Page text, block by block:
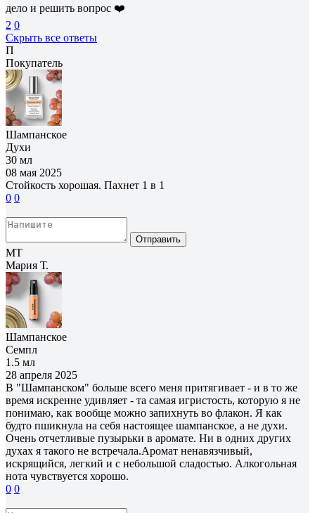
дело и решить вопрос ❤️
2 0
Скрыть все ответы
П
Покупатель
Шампанское
Духи
30 мл
08 мая 2025
Стойкость хорошая. Пахнет 1 в 1
0 0
Отправить
МТ
Мария Т.
Шампанское
Семпл
1.5 мл
28 апреля 2025
В "Шампанском" больше всего меня притягивает - и в то же
время искренне удивляет - та самая игристость, которую я не
понимаю, как вообще можно запихнуть во флакон. Я как
будто пшикнула на себя настоящее шампанское, а не духи.
Очень отчетливые пузырьки в аромате. Ни в одних других
духах я такого не встречала.Аромат ненавязчивый,
искрящийся, легкий и с небольшой сладостью. Алкогольная
нота чувствуется хорошо.
0 0